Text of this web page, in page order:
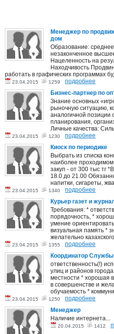
Менеджер по
дом
Образование:
незаконченное
Нацеленность на
Находчивость
работать в графических программах
23.04.2015 1259
подробнее
Бизнес-партнер по
Знание основных
рыночную ситуацию,
аналогичной позиции
планирования,
Личные качества:
23.04.2015 1230
подробнее
Киоск по периодике
Выбрать из списка
наиболее
закуп - от 300 тыс тг
18.0 до 21.00
напитки, сигареты,
23.04.2015 1340
подробнее
Курьер газет и
Требования: *
порядочность, *
умение
визуальная память *
желательно
23.04.2015 1355
подробнее
Координатор Службы
ответственность(!)
улиц и районов
местности * хорошая
в совершенстве и
обучаемость *
23.04.2015 1250
подробнее
Менеджер
Наличие интернета...
20.04.2015 1412